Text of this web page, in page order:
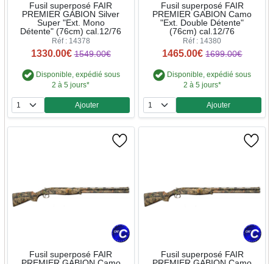
Fusil superposé FAIR
PREMIER GABION Silver
Super "Ext. Mono
Détente" (76cm) cal.12/76
Réf : 14378
1330.00€ 1549.00€
Disponible, expédié sous
2 à 5 jours*
Quantité
Ajouter
Fusil superposé FAIR
PREMIER GABION Camo
"Ext. Double Détente"
(76cm) cal.12/76
Réf : 14380
1465.00€ 1699.00€
Disponible, expédié sous
2 à 5 jours*
Quantité
Ajouter
Fusil superposé FAIR
Fusil superposé FAIR